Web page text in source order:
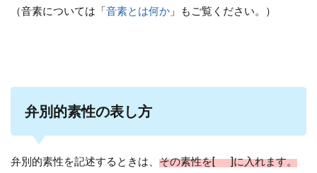
（音素については「音素とは何か 」もご覧ください。）
弁別的素性の表し方
弁別的素性を記述するときは、 その素性を[ ]に入れます。